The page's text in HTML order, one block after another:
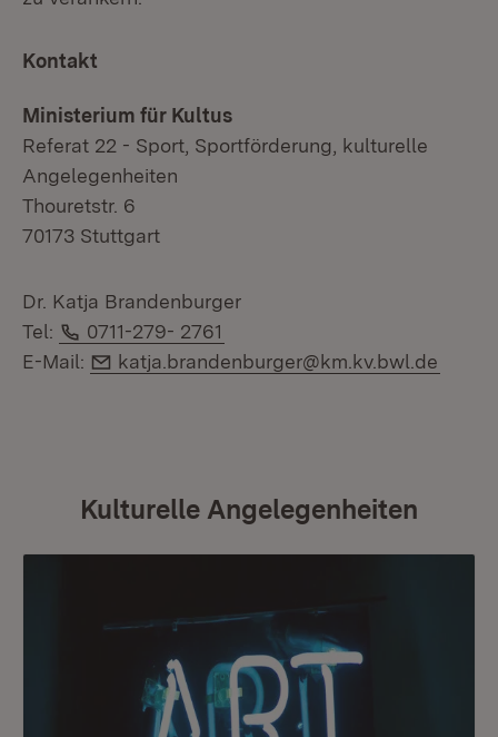
Kontakt
Ministerium für Kultus
Referat 22 - Sport, Sportförderung, kulturelle
Angelegenheiten
Thouretstr. 6
70173 Stuttgart
Dr. Katja Brandenburger
Tel:
Telefon:
0711-279- 2761
E-Mail:
E-Mail:
katja.brandenburger@km.kv.bwl.de
Kulturelle Angelegenheiten